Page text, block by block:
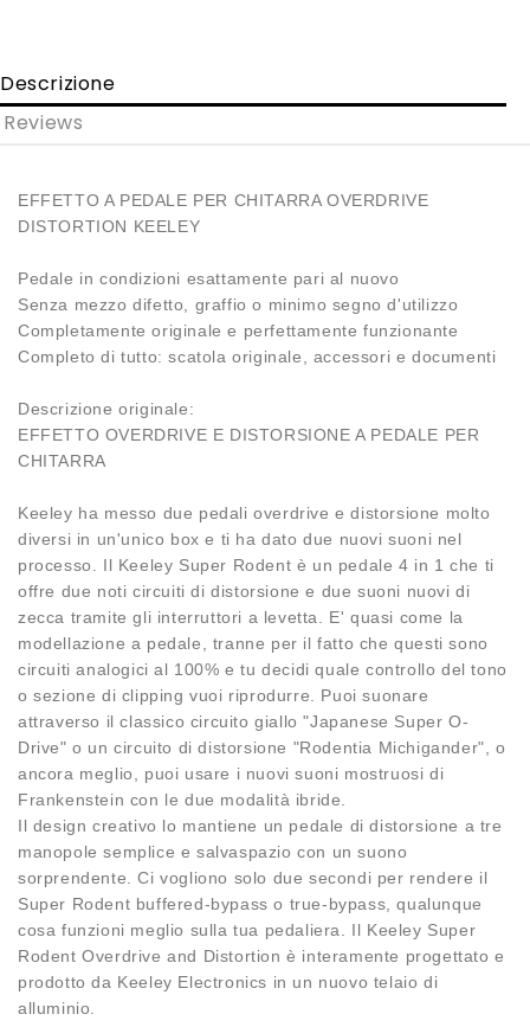
Descrizione
Reviews
EFFETTO A PEDALE PER CHITARRA OVERDRIVE
DISTORTION KEELEY
Pedale in condizioni esattamente pari al nuovo
Senza mezzo difetto, graffio o minimo segno d'utilizzo
Completamente originale e perfettamente funzionante
Completo di tutto: scatola originale, accessori e documenti
Descrizione originale:
EFFETTO OVERDRIVE E DISTORSIONE A PEDALE PER
CHITARRA
Keeley ha messo due pedali overdrive e distorsione molto
diversi in un'unico box e ti ha dato due nuovi suoni nel
processo. Il Keeley Super Rodent è un pedale 4 in 1 che ti
offre due noti circuiti di distorsione e due suoni nuovi di
zecca tramite gli interruttori a levetta. E' quasi come la
modellazione a pedale, tranne per il fatto che questi sono
circuiti analogici al 100% e tu decidi quale controllo del tono
o sezione di clipping vuoi riprodurre. Puoi suonare
attraverso il classico circuito giallo "Japanese Super O-
Drive" o un circuito di distorsione "Rodentia Michigander", o
ancora meglio, puoi usare i nuovi suoni mostruosi di
Frankenstein con le due modalità ibride.
Il design creativo lo mantiene un pedale di distorsione a tre
manopole semplice e salvaspazio con un suono
sorprendente. Ci vogliono solo due secondi per rendere il
Super Rodent buffered-bypass o true-bypass, qualunque
cosa funzioni meglio sulla tua pedaliera. Il Keeley Super
Rodent Overdrive and Distortion è interamente progettato e
prodotto da Keeley Electronics in un nuovo telaio di
alluminio.